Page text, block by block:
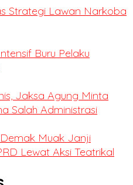
Strategi Lawan Narkoba
Buru Pelaku
Jaksa Agung Minta
Salah Administrasi
Demak Muak Janji
Lewat Aksi Teatrikal